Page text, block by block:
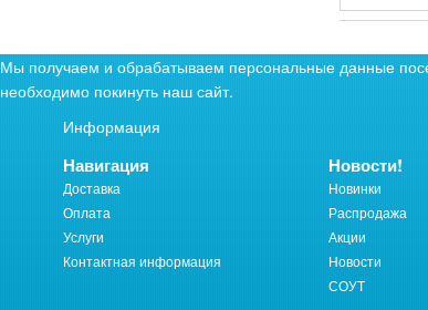
Мы получаем и обрабатываем персональные данные
необходимо покинуть наш сайт.
Информация
Навигация
Доставка
Оплата
Услуги
Контактная информация
Новости!
Новинки
Распродажа
Акции
Новости
СОУТ